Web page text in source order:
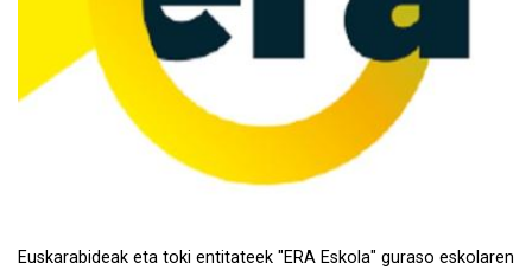
Euskarabideak eta toki entitateek "ERA Eskola" guraso eskolaren